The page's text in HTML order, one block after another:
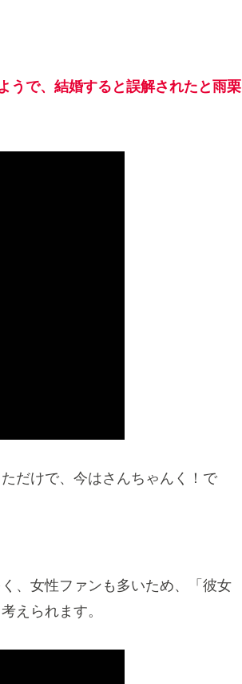
うで、結婚すると誤解されたと雨栗
だけで、今はさんちゃんく！で
、女性ファンも多いため、「彼女
えられます。